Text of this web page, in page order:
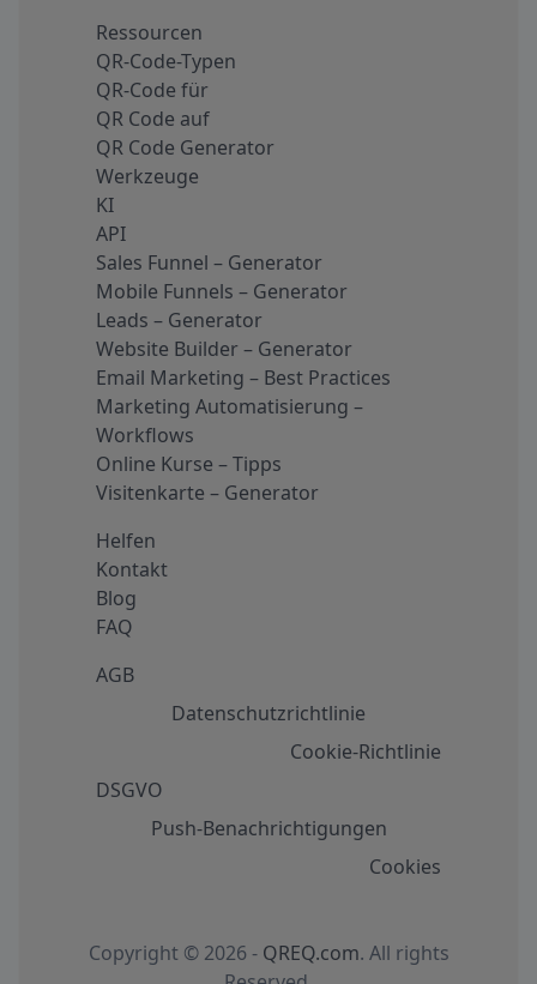
Ressourcen
QR-Code-Typen
QR-Code für
QR Code auf
QR Code Generator
Werkzeuge
KI
API
Sales Funnel – Generator
Mobile Funnels – Generator
Leads – Generator
Website Builder – Generator
Email Marketing – Best Practices
Marketing Automatisierung –
Workflows
Online Kurse – Tipps
Visitenkarte – Generator
Helfen
Kontakt
Blog
FAQ
AGB
Datenschutzrichtlinie
Cookie-Richtlinie
DSGVO
Push-Benachrichtigungen
Cookies
Copyright © 2026 - QREQ.com. All rights